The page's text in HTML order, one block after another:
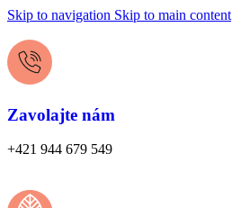
Skip to navigation Skip to main content
Zavolajte nám
+421 944 679 549